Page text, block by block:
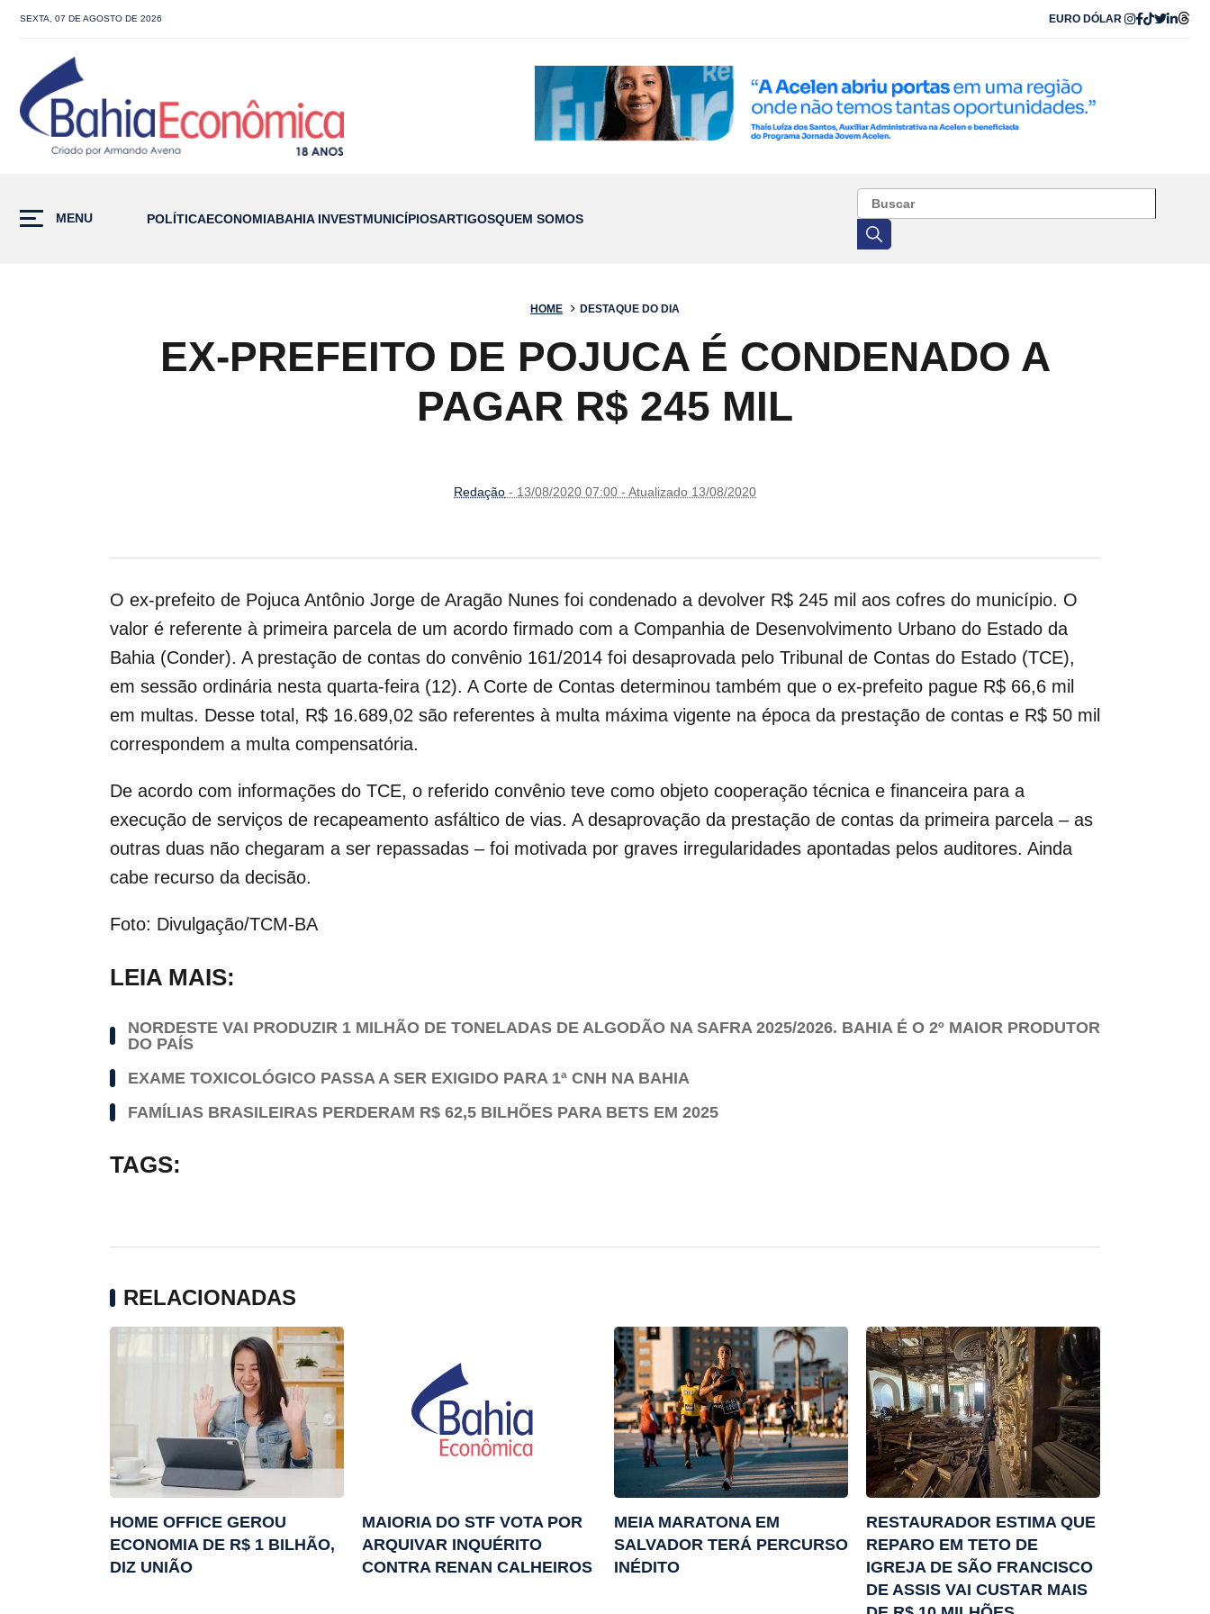
SEXTA, 07 DE AGOSTO DE 2026 EURO DÓLAR
MENU POLÍTICAECONOMIABAHIA INVESTMUNICÍPIOSARTIGOSQUEM SOMOS
HOME DESTAQUE DO DIA
EX-PREFEITO DE POJUCA É CONDENADO A
PAGAR R$ 245 MIL
Redação - 13/08/2020 07:00 - Atualizado 13/08/2020
O ex-prefeito de Pojuca Antônio Jorge de Aragão Nunes foi condenado a devolver R$ 245 mil aos cofres do município. O
valor é referente à primeira parcela de um acordo firmado com a Companhia de Desenvolvimento Urbano do Estado da
Bahia (Conder). A prestação de contas do convênio 161/2014 foi desaprovada pelo Tribunal de Contas do Estado (TCE),
em sessão ordinária nesta quarta-feira (12). A Corte de Contas determinou também que o ex-prefeito pague R$ 66,6 mil
em multas. Desse total, R$ 16.689,02 são referentes à multa máxima vigente na época da prestação de contas e R$ 50 mil
correspondem a multa compensatória.
De acordo com informações do TCE, o referido convênio teve como objeto cooperação técnica e financeira para a
execução de serviços de recapeamento asfáltico de vias. A desaprovação da prestação de contas da primeira parcela – as
outras duas não chegaram a ser repassadas – foi motivada por graves irregularidades apontadas pelos auditores. Ainda
cabe recurso da decisão.
Foto: Divulgação/TCM-BA
LEIA MAIS:
NORDESTE VAI PRODUZIR 1 MILHÃO DE TONELADAS DE ALGODÃO NA SAFRA 2025/2026. BAHIA É O 2º MAIOR PRODUTOR
DO PAÍS
EXAME TOXICOLÓGICO PASSA A SER EXIGIDO PARA 1ª CNH NA BAHIA
FAMÍLIAS BRASILEIRAS PERDERAM R$ 62,5 BILHÕES PARA BETS EM 2025
TAGS:
RELACIONADAS
HOME OFFICE GEROU
ECONOMIA DE R$ 1 BILHÃO,
DIZ UNIÃO
MAIORIA DO STF VOTA POR
ARQUIVAR INQUÉRITO
CONTRA RENAN CALHEIROS
MEIA MARATONA EM
SALVADOR TERÁ PERCURSO
INÉDITO
RESTAURADOR ESTIMA QUE
REPARO EM TETO DE
IGREJA DE SÃO FRANCISCO
DE ASSIS VAI CUSTAR MAIS